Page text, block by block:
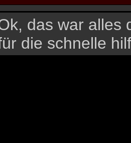
das war alles
die schnelle